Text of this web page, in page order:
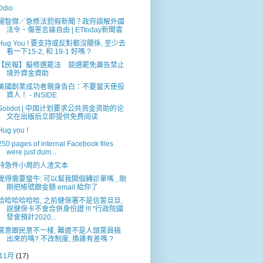
智傑／急修法罰假新聞？政府誤解外國
法令、傷害言論自由 | ETtoday新聞雲
You ! 要支持或反對都沒關係, 至少去
看一下15-2, 和 19-1 好嗎 ?
民報】​擬修選罷法 競選罷免廣告禁止
境外資金資助
國創業成功者親身告白：不要當天使投
資人！ - INSIDE
| 中国计划要求公共资金资助的论
文在出版后立即提供免费阅读
you !
pages of internal Facebook files
were just dum...
急件小周的人渣文本
得需要蠻牛: 可以幫我開個轉診單嗎 , 剛
剛把帳號跟金額 email 給你了
哈哈哈哈哈, 之前健保署不是信誓旦旦,
說健保卡不會合併身份證 !!! "行政院國
發會預計2020...
意跟民意不一樣, 難道不是人頭黨員搞
出來的嗎? 不改制度, 換誰有差嗎 ?
月(17)